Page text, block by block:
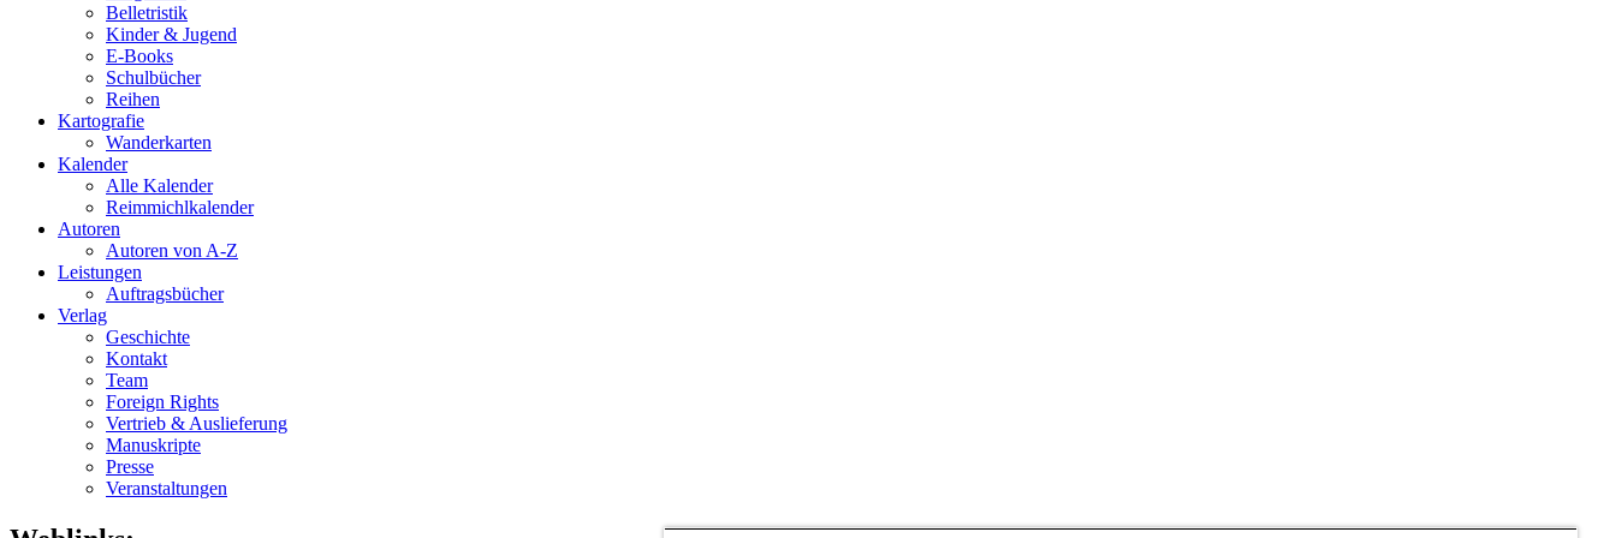
Belletristik
Kinder & Jugend
E-Books
Schulbücher
Reihen
Kartografie
Wanderkarten
Kalender
Alle Kalender
Reimmichlkalender
Autoren
Autoren von A-Z
Leistungen
Auftragsbücher
Verlag
Geschichte
Kontakt
Team
Foreign Rights
Vertrieb & Auslieferung
Manuskripte
Presse
Veranstaltungen